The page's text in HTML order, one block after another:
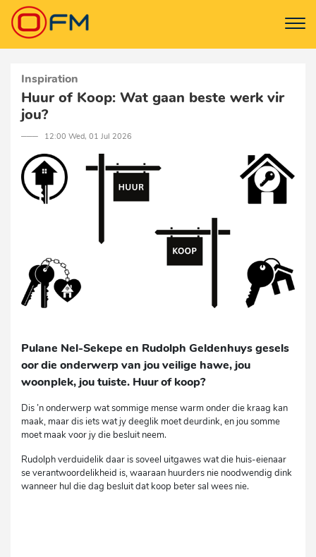
Inspiration
Huur of Koop: Wat gaan beste werk vir
jou?
─── 12:00 Wed, 01 Jul 2026
Pulane Nel-Sekepe en Rudolph Geldenhuys gesels
oor die onderwerp van jou veilige hawe, jou
woonplek, jou tuiste. Huur of koop?
Dis ’n onderwerp wat sommige mense warm onder die kraag kan
maak, maar dis iets wat jy deeglik moet deurdink, en jou somme
moet maak voor jy die besluit neem.
Rudolph verduidelik daar is soveel uitgawes wat die huis-eienaar
se verantwoordelikheid is, waaraan huurders nie noodwendig dink
wanneer hul die dag besluit dat koop beter sal wees nie.